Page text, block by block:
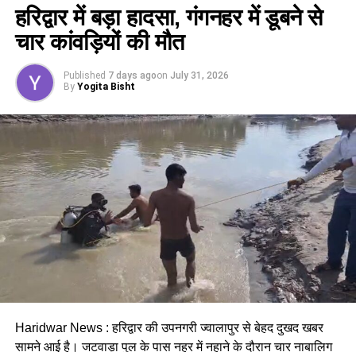
आज़ाद समाज पार्टी के अध्यक्ष चंद्रशेखर का कहना है कि मतगणना केंद्र पर
उनकी पार्टी के प्रत्याशी को प्रशासन के लोग जानबूझकर कर हराने का
जाने दिया गया।
हरिद्वार में बड़ा हादसा, गंगनहर में डूबने से
चार कांवड़ियों की मौत
Published 7 days agoon July 31, 2026
By Yogita Bisht
Haridwar News : हरिद्वार की उपनगरी ज्वालापुर से बेहद दुखद खबर
सामने आई है। जटवाड़ा पुल के पास नहर में नहाने के दौरान चार नाबालिग